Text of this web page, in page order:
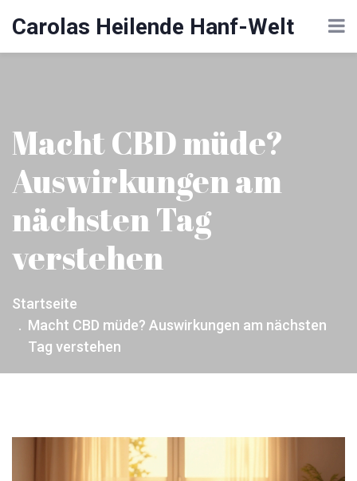
Carolas Heilende Hanf-Welt
Macht CBD müde?
Auswirkungen am
nächsten Tag
verstehen
Startseite
Macht CBD müde? Auswirkungen am nächsten
Tag verstehen